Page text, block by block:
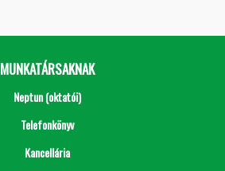
MUNKATÁRSAKNAK
Neptun (oktatói)
Telefonkönyv
Kancellária